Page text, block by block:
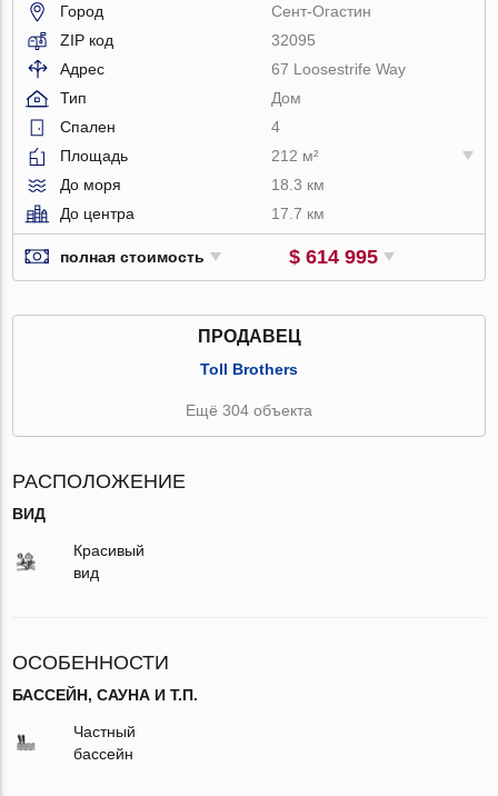
Город
Сент-Огастин
ZIP код
32095
Адрес
67 Loosestrife Way
Тип
Дом
Спален
4
Площадь
212 м²
До моря
18.3 км
До центра
17.7 км
полная стоимость $ 614 995
ПРОДАВЕЦ
Toll Brothers
Ещё 304 объекта
РАСПОЛОЖЕНИЕ
ВИД
Красивый
вид
ОСОБЕННОСТИ
БАССЕЙН, САУНА И Т.П.
Частный
бассейн